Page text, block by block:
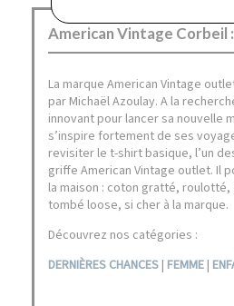
American Vintage Corbeil :
La marque American Vintage
par Michaël Azoulay. A la
innovant pour lancer sa nouvelle
s’inspire fortement de ses
revisiter le t-shirt basique, l’un
griffe American Vintage outlet. Il
la maison : coton gratté, roulotté,
tombé loose, si cher à la marque.
Découvrez nos catégories :
DERNIÈRES CHANCES | FEMME |